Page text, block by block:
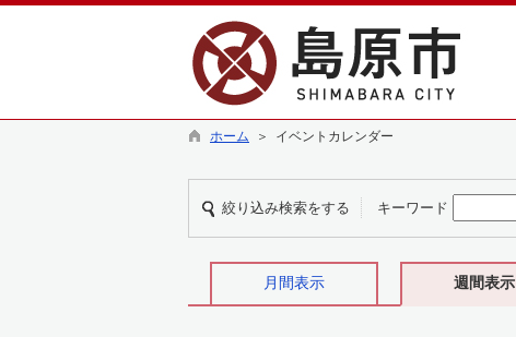
ホーム ＞ イベントカレンダー
絞り込み検索をする キーワード
月間表示 週間表示